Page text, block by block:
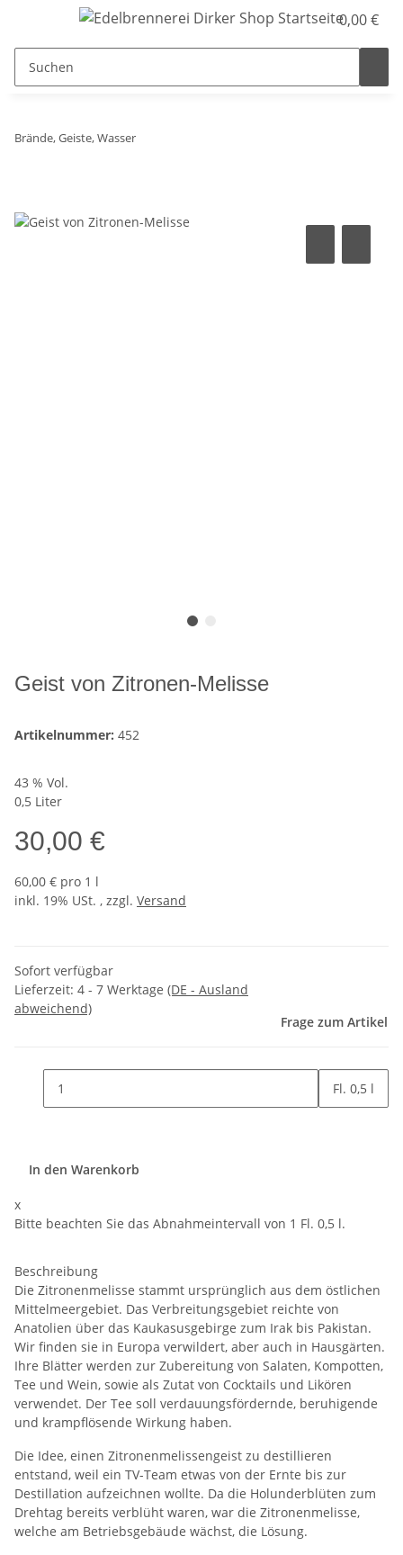
0,00 €
Brände, Geiste, Wasser
Geist von Zitronen-Melisse
Artikelnummer: 452
43 % Vol.
0,5 Liter
30,00 €
60,00 € pro 1 l
inkl. 19% USt. , zzgl. Versand
Sofort verfügbar
Lieferzeit: 4 - 7 Werktage (DE - Ausland
abweichend)
Frage zum Artikel
Fl. 0,5 l
In den Warenkorb
x
Bitte beachten Sie das Abnahmeintervall von 1 Fl. 0,5 l.
Beschreibung
Die Zitronenmelisse stammt ursprünglich aus dem östlichen
Mittelmeergebiet. Das Verbreitungsgebiet reichte von
Anatolien über das Kaukasusgebirge zum Irak bis Pakistan.
Wir finden sie in Europa verwildert, aber auch in Hausgärten.
Ihre Blätter werden zur Zubereitung von Salaten, Kompotten,
Tee und Wein, sowie als Zutat von Cocktails und Likören
verwendet. Der Tee soll verdauungsfördernde, beruhigende
und krampflösende Wirkung haben.
Die Idee, einen Zitronenmelissengeist zu destillieren
entstand, weil ein TV-Team etwas von der Ernte bis zur
Destillation aufzeichnen wollte. Da die Holunderblüten zum
Drehtag bereits verblüht waren, war die Zitronenmelisse,
welche am Betriebsgebäude wächst, die Lösung.